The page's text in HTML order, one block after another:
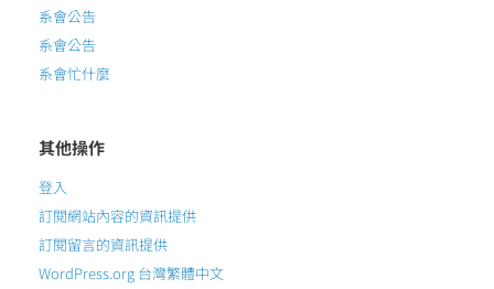
系會公告
系會公告
系會忙什麼
其他操作
登入
訂閱網站內容的資訊提供
訂閱留言的資訊提供
WordPress.org 台灣繁體中文